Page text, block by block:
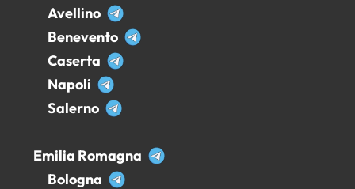
Avellino
Benevento
Caserta
Napoli
Salerno
Emilia Romagna
Bologna